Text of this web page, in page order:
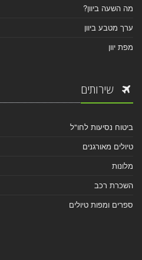
מה השעה ביוון?
ערך מטבע ביוון
מפת יוון
שירותים
ביטוח נסיעות לחו"ל
טיולים מאורגנים
מלונות
השכרת רכב
ספרים ומפות טיולים